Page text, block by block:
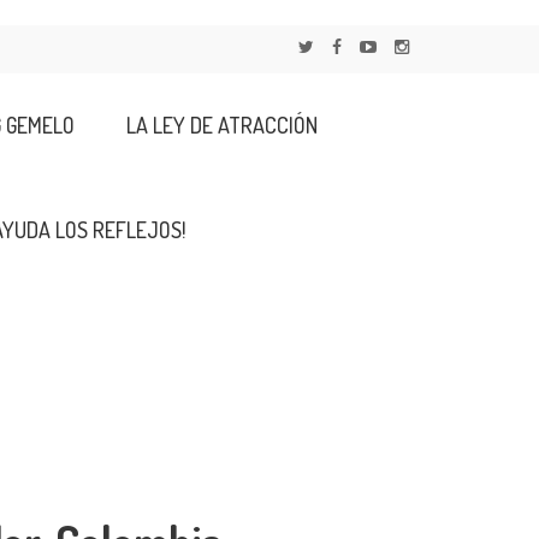
LA LEY DE ATRACCIÓN
LOS REFLEJOS!